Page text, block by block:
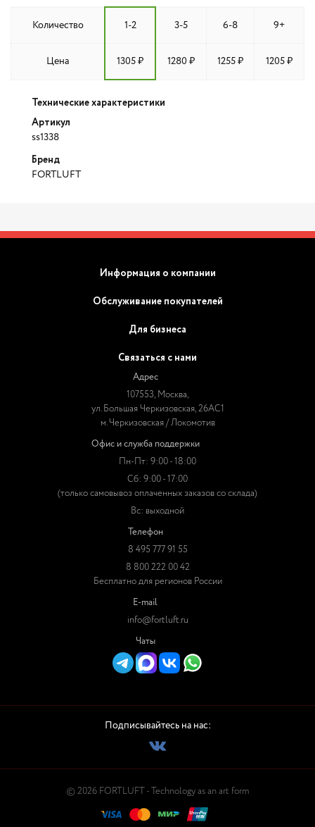
Количество 1-2 3-5 6-8 9+
Цена 1305 ₽ 1280 ₽ 1255 ₽ 1205 ₽
Технические характеристики
Артикул
ss1338
Бренд
FORTLUFT
Информация о компании
Обслуживание покупателей
Для бизнеса
Связаться с нами
Адрес
107553, Москва,
ул. Большая Черкизовская, 26АС1
м. Черкизовская / Локомотив
Офис и служба поддержки
Пн-Пт: 9:00 - 18:00
Сб: 9:00 - 17:00
(только самовывоз оплаченных заказов со склада)
Вс: выходной
Телефон
8 495 777 91 55
8 800 222 00 42
Бесплатно для регионов России
E-mail
info@fortluft.ru
Чаты
Подписывайтесь на нас:
© 2026 FORTLUFT - Technology as an art form